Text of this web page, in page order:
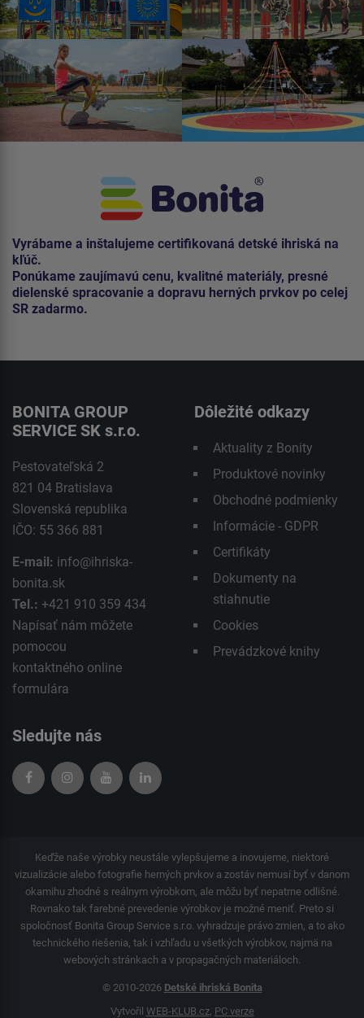
Vyrábame a inštalujeme certifikovaná detské ihriská na
kľúč.
Ponúkame zaujímavú cenu, kvalitné materiály, presné
dielenské spracovanie a dopravu herných prvkov po celej
SR zadarmo.
BONITA GROUP
SERVICE SK s.r.o.
Pestovateľská 2
821 04 Bratislava
Slovenská republika
IČO: 55 366 881
E-mail: info@ihriska-
bonita.sk
Tel.: +421 910 359 434
Napísať nám môžete
pomocou
kontaktného online
formulára
Dôležité odkazy
Aktuality z Bonity
Produktové novinky
Obchodné podmienky
Informácie - GDPR
Certifikáty
Dokumenty na
stiahnutie
Cookies
Prevádzkové knihy
Sledujte nás
Keďže naše výrobky neustále vylepšujeme a inovujeme, niektoré
vizualizácie alebo fotografie herných prvkov a zostáv nemusí byť v danom
okamihu zhodné s reálnym výrobkom, ale môžu byť nepatrne odlišné.
Rovnako tak farebné prevedenie výrobkov je možné meniť. Preto si
spoločnosť Bonita Group Service s.r.o. vyhradzuje právo zmien, a to ako
technického riešenia, tak i vzhľadu u všetkých výrobkov, najmä na
webových stránkach a v propagačných materiáloch.
© 2010-2026 Detské ihriská Bonita
Vytvořil WEB-KLUB.cz, PC verze